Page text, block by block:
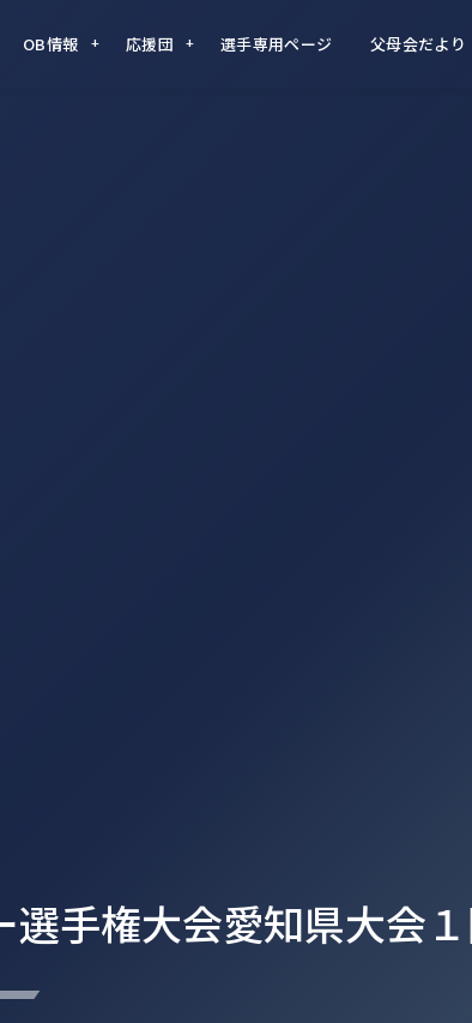
OB情報 応援団 選手専用ページ 父母会だより
選手権大会愛知県大会